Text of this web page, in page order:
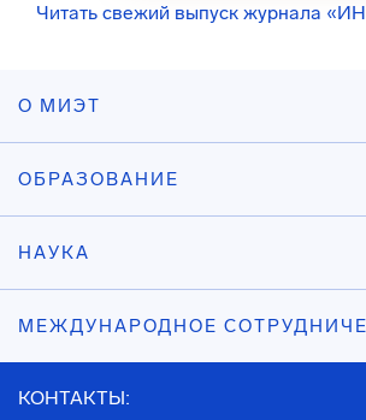
Читать свежий выпуск журнала
О МИЭТ
ОБРАЗОВАНИЕ
НАУКА
МЕЖДУНАРОДНОЕ
КОНТАКТЫ: